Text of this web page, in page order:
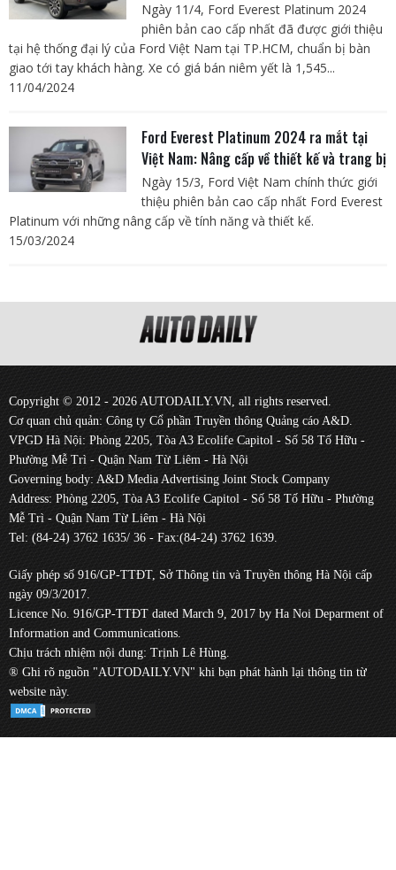
Ngày 11/4, Ford Everest Platinum 2024
phiên bản cao cấp nhất đã được giới thiệu
tại hệ thống đại lý của Ford Việt Nam tại TP.HCM, chuẩn bị bàn
giao tới tay khách hàng. Xe có giá bán niêm yết là 1,545...
11/04/2024
Ford Everest Platinum 2024 ra mắt tại
Việt Nam: Nâng cấp về thiết kế và trang bị
Ngày 15/3, Ford Việt Nam chính thức giới
thiệu phiên bản cao cấp nhất Ford Everest
Platinum với những nâng cấp về tính năng và thiết kế.
15/03/2024
Copyright © 2012 - 2026 AUTODAILY.VN, all rights reserved.
Cơ quan chủ quản: Công ty Cổ phần Truyền thông Quảng cáo A&D.
VPGD Hà Nội: Phòng 2205, Tòa A3 Ecolife Capitol - Số 58 Tố Hữu -
Phường Mễ Trì - Quận Nam Từ Liêm - Hà Nội
Governing body: A&D Media Advertising Joint Stock Company
Address: Phòng 2205, Tòa A3 Ecolife Capitol - Số 58 Tố Hữu - Phường
Mễ Trì - Quận Nam Từ Liêm - Hà Nội
Tel: (84-24) 3762 1635/ 36 - Fax:(84-24) 3762 1639.
Giấy phép số 916/GP-TTĐT, Sở Thông tin và Truyền thông Hà Nội cấp
ngày 09/3/2017.
Licence No. 916/GP-TTĐT dated March 9, 2017 by Ha Noi Deparment of
Information and Communications.
Chịu trách nhiệm nội dung: Trịnh Lê Hùng.
® Ghi rõ nguồn "AUTODAILY.VN" khi bạn phát hành lại thông tin từ
website này.